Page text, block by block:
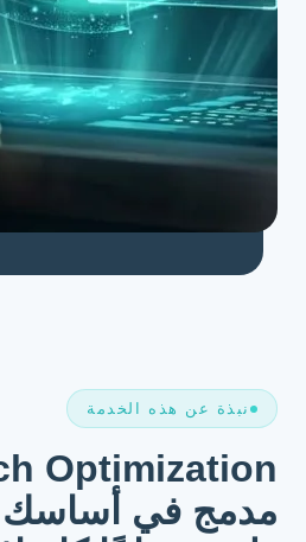
نبذة عن هذه الخدمة
مدمج في أساسك